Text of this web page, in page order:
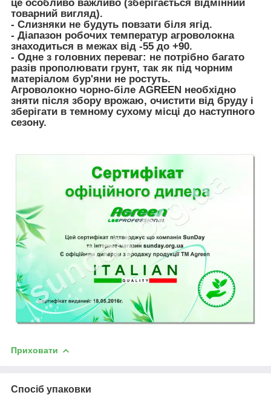
це особливо важливо (зберігається відмінний
товарний вигляд).
- Слизняки не будуть повзати біля ягід.
- Діапазон робочих температур агроволокна
знаходиться в межах від -55 до +90.
- Одне з головних переваг: не потрібно багато
разів прополювати грунт, так як під чорним
матеріалом бур'яни не ростуть.
Агроволокно чорно-біле AGREEN необхідно
зняти після збору врожаю, очистити від бруду і
зберігати в темному сухому місці до наступного
сезону.
Приховати
Спосіб упаковки